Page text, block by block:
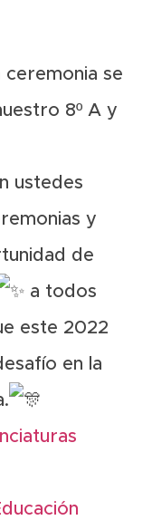
ceremonia se
8º A y
ustedes
y
de
a todos
este 2022
en la